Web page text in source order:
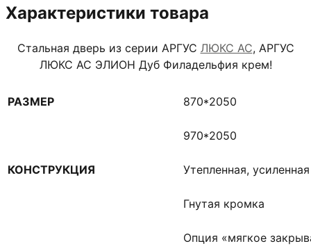
Характеристики товара
Стальная дверь из серии АРГУС ЛЮКС АС, АРГУС
ЛЮКС АС ЭЛИОН Дуб Филадельфия крем!
РАЗМЕР 870*2050
970*2050
КОНСТРУКЦИЯ Утепленная,
Гнутая кромка
Опция «мягкое